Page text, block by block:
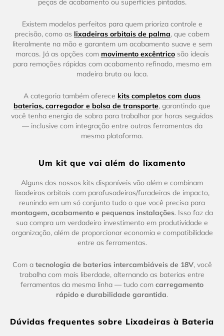
peças de acabamento ou superfícies pintadas.
Existem modelos perfeitos para quem prioriza controle e
precisão, como as lixadeiras orbitais de palma, que cabem
literalmente na mão e garantem um acabamento suave e sem
marcas. Já as opções com movimento excêntricosão ideais
para remoções rápidas com acabamento refinado, mesmo em
madeira bruta ou laca.
A categoria também oferece kits completos com duas
baterias, carregador e bolsa de transporte, garantindo que
você tenha energia de sobra para trabalhar por horas seguidas
— inclusive com integração entre outras ferramentas da
mesma plataforma.
Um kit que vai além do lixamento
Alguns dos nossos kits disponíveis vão além e combinam
lixadeiras orbitais com parafusadeiras/furadeiras de impacto,
reunindo em um só conjunto tudo o que você precisa para
montagem, acabamento e pequenas instalações. Isso faz da
sua compra um verdadeiro investimento em produtividade e
organização, além de proporcionar economia e compatibilidade
entre as ferramentas.
Com a tecnologia de baterias intercambiáveis de 18V, você
trabalha com mais liberdade, alternando as baterias entre
ferramentas da mesma linha — tudo com carregamento
rápido e durabilidade garantida.
Dúvidas frequentes sobre Lixadeiras à Bateria